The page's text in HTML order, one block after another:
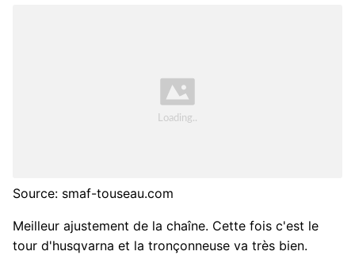
Source: smaf-touseau.com
Meilleur ajustement de la chaîne. Cette fois c'est le
tour d'husqvarna et la tronçonneuse va très bien.